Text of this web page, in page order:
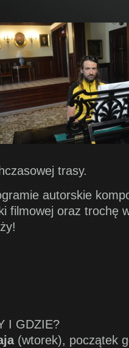
trasy.
autorskie
filmowej oraz trochę
I GDZIE?
(wtorek), początek